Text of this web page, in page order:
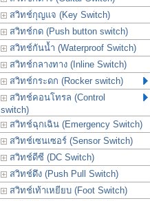
สวิทช์กุญแจ (Key Switch)
สวิทช์กด (Push button switch)
สวิทช์กันน้ำ (Waterproof Switch)
สวิทช์กลางทาง (Inline Switch)
สวิทช์กระดก (Rocker switch)
สวิทช์คอนโทรล (Control
switch)
สวิทช์ฉุกเฉิน (Emergency Switch)
สวิทช์เซนเซอร์ (Sensor Switch)
สวิทช์ดีซี (DC Switch)
สวิทช์ดึง (Push Pull Switch)
สวิทช์เท้าเหยียบ (Foot Switch)